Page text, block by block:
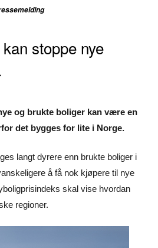
stoppe nye
og brukte boliger kan være en
det bygges for lite i Norge.
langt dyrere enn brukte boliger i
å få nok kjøpere til nye
skal vise hvordan
regioner.